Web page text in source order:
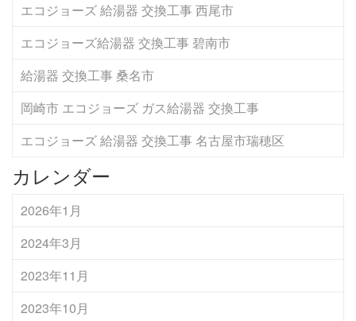
エコジョーズ 給湯器 交換工事 西尾市
エコジョーズ給湯器 交換工事 碧南市
給湯器 交換工事 桑名市
岡崎市 エコジョーズ ガス給湯器 交換工事
エコジョーズ 給湯器 交換工事 名古屋市瑞穂区
カレンダー
2026年1月
2024年3月
2023年11月
2023年10月